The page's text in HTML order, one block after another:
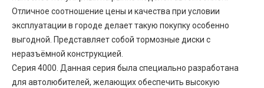
Отличное соотношение цены и качества при условии
эксплуатации в городе делает такую покупку особенно
выгодной. Представляет собой тормозные диски с
неразъёмной конструкцией.
Серия 4000. Данная серия была специально разработана
для автолюбителей, желающих обеспечить высокую